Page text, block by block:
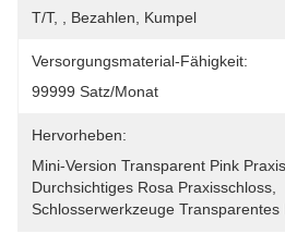
T/T, , Bezahlen, Kumpel
Versorgungsmaterial-Fähigkeit:
99999 Satz/Monat
Hervorheben:
Mini-Version Transparent Pink
Durchsichtiges Rosa Praxisschloss
Schlosserwerkzeuge